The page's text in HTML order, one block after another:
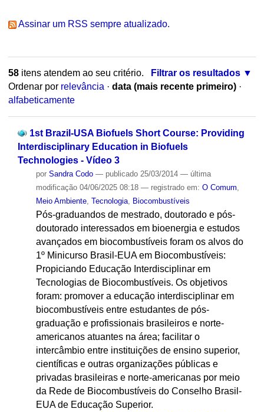
Assinar um RSS sempre atualizado.
58itens atendem ao seu critério.
Filtrar os resultados
Ordenar por relevância · data (mais recente primeiro) ·
alfabeticamente
1st Brazil-USA Biofuels Short Course: Providing
Interdisciplinary Education in Biofuels
Technologies - Vídeo 3
por Sandra Codo — publicado25/03/2014 — última
modificação04/06/2025 08:18 — registrado em: O Comum
Meio Ambiente, Tecnologia, Biocombustíveis
Pós-graduandos de mestrado, doutorado e pós-
doutorado interessados em bioenergia e estudos
avançados em biocombustíveis foram os alvos do
1º Minicurso Brasil-EUA em Biocombustíveis:
Propiciando Educação Interdisciplinar em
Tecnologias de Biocombustíveis. Os objetivos
foram: promover a educação interdisciplinar em
biocombustíveis entre estudantes de pós-
graduação e profissionais brasileiros e norte-
americanos atuantes na área; facilitar o
intercâmbio entre instituições de ensino superior,
científicas e outras organizações públicas e
privadas brasileiras e norte-americanas por meio
da Rede de Biocombustíveis do Conselho Brasil-
EUA de Educação Superior.